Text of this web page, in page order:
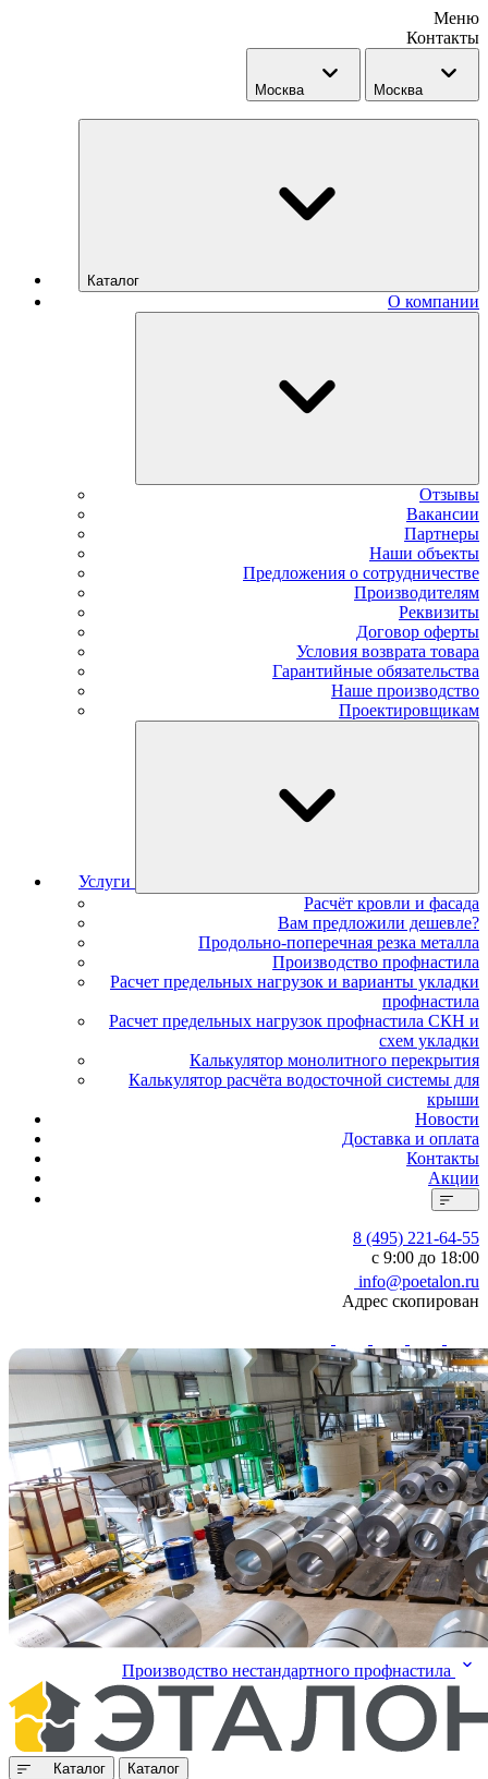
Меню
Контакты
Москва Москва
Каталог
О компании
Отзывы
Вакансии
Партнеры
Наши объекты
Предложения о сотрудничестве
Производителям
Реквизиты
Договор оферты
Условия возврата товара
Гарантийные обязательства
Наше производство
Проектировщикам
Услуги
Расчёт кровли и фасада
Вам предложили дешевле?
Продольно-поперечная резка металла
Производство профнастила
Расчет предельных нагрузок и варианты укладки
профнастила
Расчет предельных нагрузок профнастила СКН и
схем укладки
Калькулятор монолитного перекрытия
Калькулятор расчёта водосточной системы для
крыши
Новости
Доставка и оплата
Контакты
Акции
8 (495) 221-64-55
с 9:00 до 18:00
info@poetalon.ru
Адрес скопирован
Производство нестандартного профнастила
Каталог Каталог